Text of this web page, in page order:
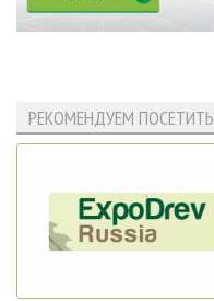
РЕКОМЕНДУЕМ ПОСЕТИТЬ